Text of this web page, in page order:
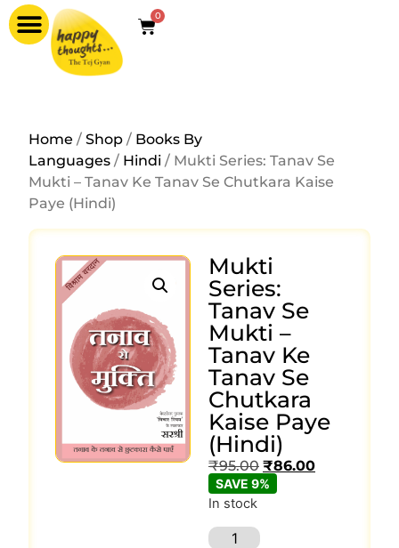
0
Home /Shop / Books By
Languages / Hindi / Mukti Series: Tanav Se
Mukti – Tanav Ke Tanav Se Chutkara Kaise
Paye (Hindi)
Mukti
Series:
Tanav Se
Mukti –
Tanav Ke
Tanav Se
Chutkara
Kaise Paye
(Hindi)
₹95.00 ₹86.00
SAVE 9%
In stock